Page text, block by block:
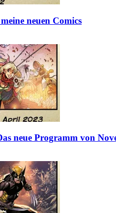
neuen Comics
neue Programm von